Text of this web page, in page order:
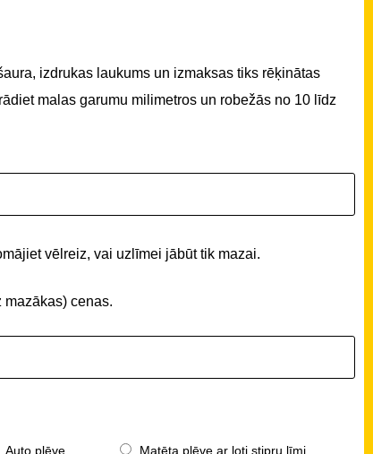
izdrukas laukums un izmaksas tiks rēķinātas
malas garumu milimetros un robežās no 10 līdz
vēlreiz, vai uzlīmei jābūt tik mazai.
cenas.
Auto plēve
Matēta plēve ar ļoti stipru līmi